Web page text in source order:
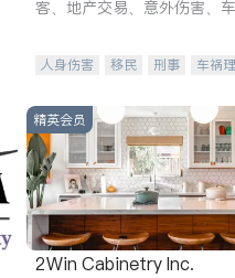
客、地产交易、意外伤害、
人身伤害 移民 刑事
车祸
商标注册
索赔 律师-其它
精英会员
2Win Cabinetry Inc.